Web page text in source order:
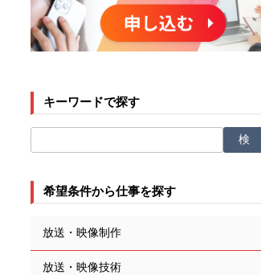
キーワードで探す
希望条件から仕事を探す
放送・映像制作
放送・映像技術